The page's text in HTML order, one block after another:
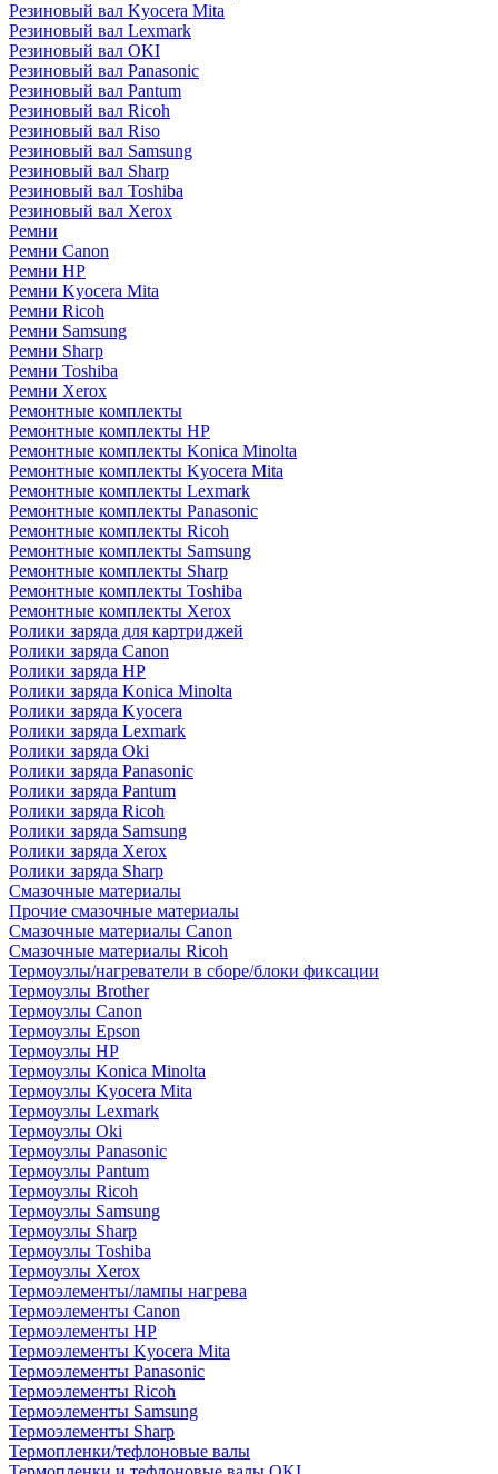
Резиновый вал Kyocera Mita
Резиновый вал Lexmark
Резиновый вал OKI
Резиновый вал Panasonic
Резиновый вал Pantum
Резиновый вал Ricoh
Резиновый вал Riso
Резиновый вал Samsung
Резиновый вал Sharp
Резиновый вал Toshiba
Резиновый вал Xerox
Ремни
Ремни Canon
Ремни HP
Ремни Kyocera Mita
Ремни Ricoh
Ремни Samsung
Ремни Sharp
Ремни Toshiba
Ремни Xerox
Ремонтные комплекты
Ремонтные комплекты HP
Ремонтные комплекты Konica Minolta
Ремонтные комплекты Kyocera Mita
Ремонтные комплекты Lexmark
Ремонтные комплекты Panasonic
Ремонтные комплекты Ricoh
Ремонтные комплекты Samsung
Ремонтные комплекты Sharp
Ремонтные комплекты Toshiba
Ремонтные комплекты Xerox
Ролики заряда для картриджей
Ролики заряда Canon
Ролики заряда HP
Ролики заряда Konica Minolta
Ролики заряда Kyocera
Ролики заряда Lexmark
Ролики заряда Oki
Ролики заряда Panasonic
Ролики заряда Pantum
Ролики заряда Ricoh
Ролики заряда Samsung
Ролики заряда Xerox
Ролики заряда Sharp
Смазочные материалы
Прочие смазочные материалы
Смазочные материалы Canon
Смазочные материалы Ricoh
Термоузлы/нагреватели в сборе/блоки фиксации
Термоузлы Brother
Термоузлы Canon
Термоузлы Epson
Термоузлы HP
Термоузлы Konica Minolta
Термоузлы Kyocera Mita
Термоузлы Lexmark
Термоузлы Oki
Термоузлы Panasonic
Термоузлы Pantum
Термоузлы Ricoh
Термоузлы Samsung
Термоузлы Sharp
Термоузлы Toshiba
Термоузлы Xerox
Термоэлементы/лампы нагрева
Термоэлементы Canon
Термоэлементы HP
Термоэлементы Kyocera Mita
Термоэлементы Panasonic
Термоэлементы Ricoh
Термоэлементы Samsung
Термоэлементы Sharp
Термопленки/тефлоновые валы